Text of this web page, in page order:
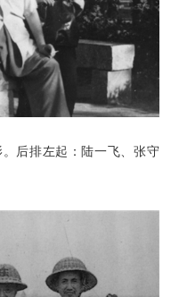
后排左起：陆一飞、张守